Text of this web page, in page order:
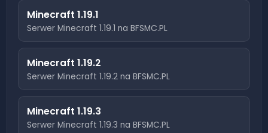
Minecraft1.19.1
Serwer Minecraft1.19.1 na BFSMC.PL
Minecraft1.19.2
Serwer Minecraft1.19.2 na BFSMC.PL
Minecraft1.19.3
Serwer Minecraft1.19.3 na BFSMC.PL